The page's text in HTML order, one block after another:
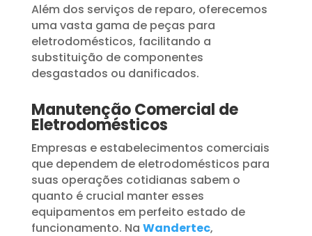
Além dos serviços de reparo, oferecemos
uma vasta gama de peças para
eletrodomésticos, facilitando a
substituição de componentes
desgastados ou danificados.
Manutenção Comercial de
Eletrodomésticos
Empresas e estabelecimentos comerciais
que dependem de eletrodomésticos para
suas operações cotidianas sabem o
quanto é crucial manter esses
equipamentos em perfeito estado de
funcionamento. Na Wandertec,